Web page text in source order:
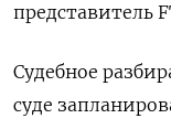
представитель
Судебное
суде